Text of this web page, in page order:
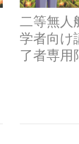
二等無人
学者向け
了者専用